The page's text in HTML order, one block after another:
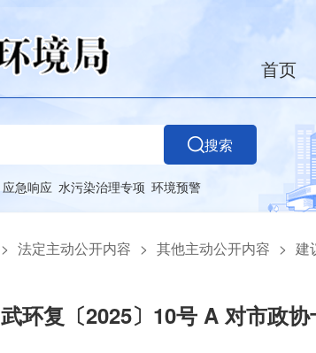
首页
搜索
应急响应 水污染治理专项 环境预警
> 法定主动公开内容 > 其他主动公开内容 > 建
武环复〔2025〕10号 A 对市政